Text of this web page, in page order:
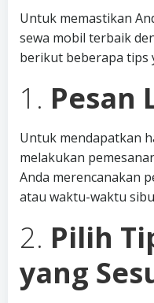
Untuk memastikan
sewa mobil terbaik
berikut beberapa tips
1. Pesan
Untuk mendapatkan
melakukan
Anda merencanakan
atau waktu-waktu
2. Pilih
yang